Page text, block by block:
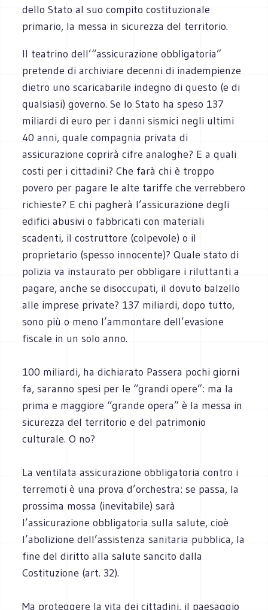
dello Stato al suo compito costituzionale
primario, la messa in sicurezza del territorio.
Il teatrino dell’“assicurazione obbligatoria”
pretende di archiviare decenni di inadempienze
dietro uno scaricabarile indegno di questo (e di
qualsiasi) governo. Se lo Stato ha speso 137
miliardi di euro per i danni sismici negli ultimi
40 anni, quale compagnia privata di
assicurazione coprirà cifre analoghe? E a quali
costi per i cittadini? Che farà chi è troppo
povero per pagare le alte tariffe che verrebbero
richieste? E chi pagherà l’assicurazione degli
edifici abusivi o fabbricati con materiali
scadenti, il costruttore (colpevole) o il
proprietario (spesso innocente)? Quale stato di
polizia va instaurato per obbligare i riluttanti a
pagare, anche se disoccupati, il dovuto balzello
alle imprese private? 137 miliardi, dopo tutto,
sono più o meno l’ammontare dell’evasione
fiscale in un solo anno.
100 miliardi, ha dichiarato Passera pochi giorni
fa, saranno spesi per le “grandi opere”: ma la
prima e maggiore “grande opera” è la messa in
sicurezza del territorio e del patrimonio
culturale. O no?
La ventilata assicurazione obbligatoria contro i
terremoti è una prova d’orchestra: se passa, la
prossima mossa (inevitabile) sarà
l’assicurazione obbligatoria sulla salute, cioè
l’abolizione dell’assistenza sanitaria pubblica, la
fine del diritto alla salute sancito dalla
Costituzione (art. 32).
Ma proteggere la vita dei cittadini, il paesaggio